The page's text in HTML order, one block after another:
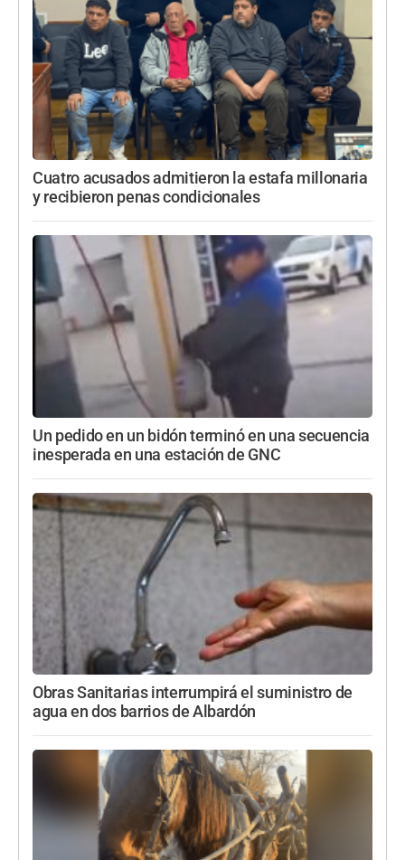
Cuatro acusados admitieron la estafa millonaria
y recibieron penas condicionales
Un pedido en un bidón terminó en una secuencia
inesperada en una estación de GNC
Obras Sanitarias interrumpirá el suministro de
agua en dos barrios de Albardón